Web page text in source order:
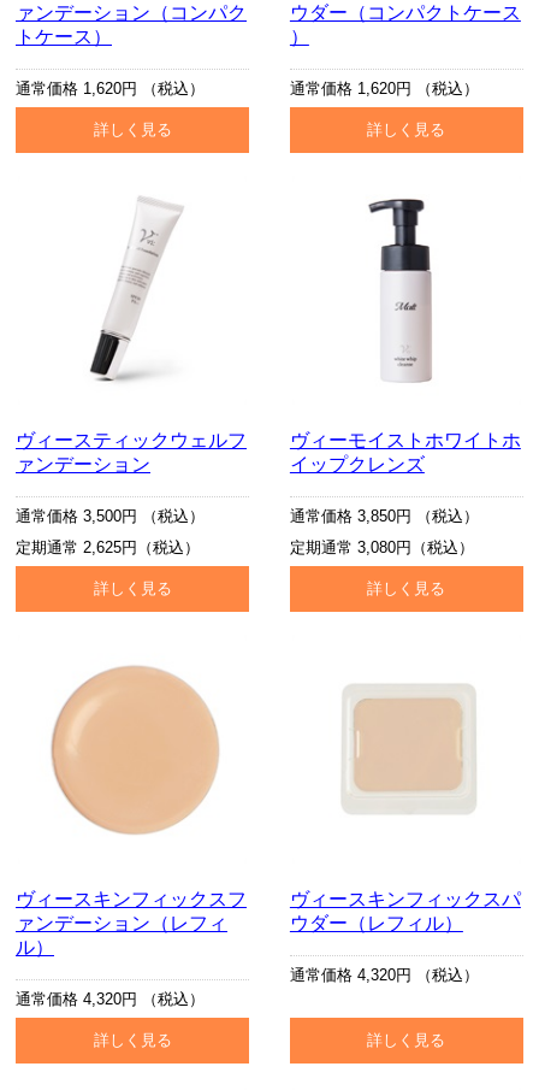
ァンデーション（コンパク
トケース）
通常価格 1,620円 （税込）
詳しく見る
ウダー（コンパクトケース
）
通常価格 1,620円 （税込）
詳しく見る
ヴィースティックウェルフ
ァンデーション
通常価格 3,500円 （税込）
定期通常 2,625円（税込）
詳しく見る
ヴィーモイストホワイトホ
イップクレンズ
通常価格 3,850円 （税込）
定期通常 3,080円（税込）
詳しく見る
ヴィースキンフィックスフ
ァンデーション（レフィ
ル）
通常価格 4,320円 （税込）
詳しく見る
ヴィースキンフィックスパ
ウダー（レフィル）
通常価格 4,320円 （税込）
詳しく見る